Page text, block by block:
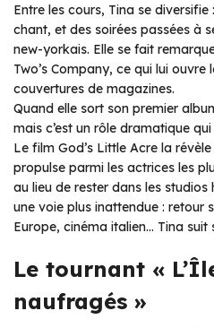
Entre les cours, Tina se
chant, et des soirées passées à
new-yorkais. Elle se fait
Two’s Company, ce qui lui
couvertures de magazines.
Quand elle sort son premier
mais c’est un rôle dramatique
Le film God’s Little Acre la
propulse parmi les actrices les
au lieu de rester dans les
une voie plus inattendue : retour
Europe, cinéma italien… Tina
Le tournant «
naufragés »